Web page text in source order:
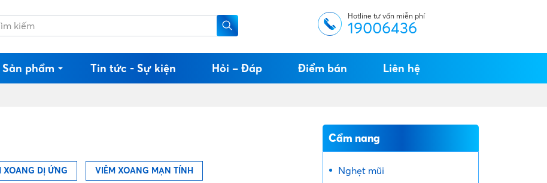
Hotline tư vấn miễn phí
19006436
Sản phẩm Tin tức - Sự kiện Hỏi – Đáp Điểm bán Liên hệ
XOANG DỊ ỨNG VIÊM XOANG MẠN TÍNH
Cẩm nang
Nghẹt mũi